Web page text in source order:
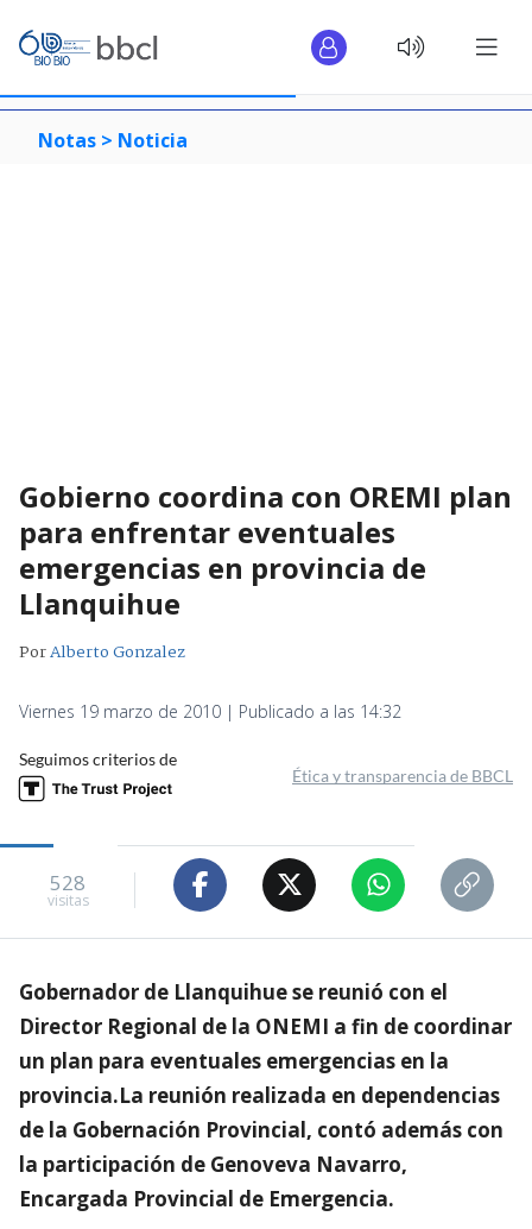
Notas > Noticia
Gobierno coordina con OREMI plan
para enfrentar eventuales
emergencias en provincia de
Llanquihue
PorAlberto Gonzalez
Viernes 19 marzo de 2010 | Publicado a las 14:32
Seguimos criterios de
Ética y transparencia de BBCL
528
visitas
Gobernador de Llanquihue se reunió con el
Director Regional de la ONEMI a fin de coordinar
un plan para eventuales emergencias en la
provincia.La reunión realizada en dependencias
de la Gobernación Provincial, contó además con
la participación de Genoveva Navarro,
Encargada Provincial de Emergencia.